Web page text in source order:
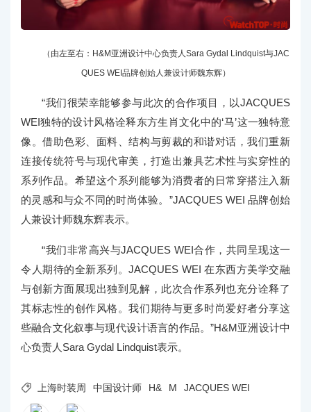
（由左至右：H&M亚洲设计中心负责人Sara Gydal Lindquist与JAC
QUES WEI品牌创始人兼设计师魏东辉）
“我们很荣幸能够参与此次的合作项目，以JACQUES
WEI独特的设计风格诠释东方生肖文化中的‘马’这一独特意
像。借助色彩、面料、结构与剪裁的和谐对话，我们重新
连接传统符号与现代审美，打造出兼具艺术性与实穿性的
系列作品。希望这个系列能够为消费者的日常穿搭注入新
的灵感和与众不同的时尚体验。”JACQUES WEI 品牌创始
人兼设计师魏东辉表示。
“我们非常高兴与JACQUES WEI合作，共同呈现这一
令人期待的全新系列。JACQUES WEI 在东西方美学交融
与创新方面展现出独到见解，此次合作系列也充分诠释了
其标志性的创作风格。我们期待与更多时尚爱好者分享这
些融合文化叙事与现代设计语言的作品。”H&M亚洲设计中
心负责人Sara Gydal Lindquist表示。
 上海时装周 中国设计师 H& M JACQUES WEI